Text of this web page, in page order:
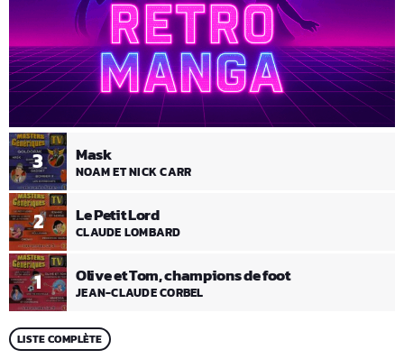
1 Olive et Tom, champions de foot
JEAN-CLAUDE CORBEL
2 Le Petit Lord
CLAUDE LOMBARD
3 Mask
NOAM ET NICK CARR
LISTE COMPLÈTE